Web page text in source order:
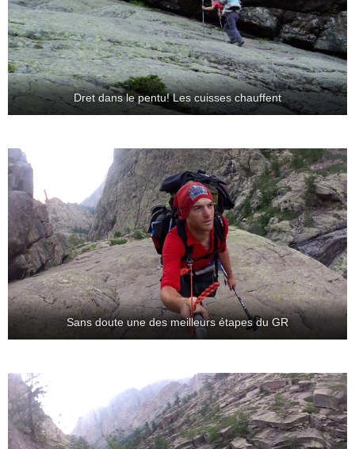
Dret dans le pentu! Les cuisses chauffent
Sans doute une des meilleurs étapes du GR